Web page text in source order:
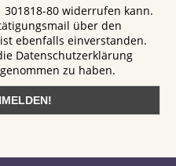
80 widerrufen kann.
über den
ebenfalls einverstanden.
Datenschutzerklärung
zu haben.